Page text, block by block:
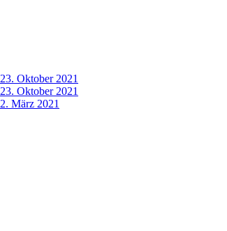
23. Oktober 2021
23. Oktober 2021
2. März 2021